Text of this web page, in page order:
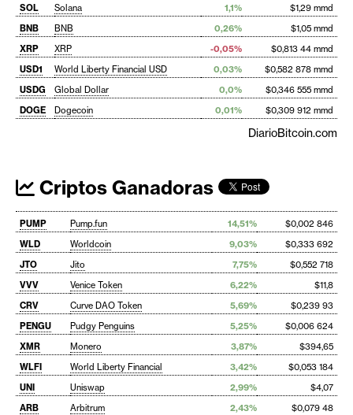
SOL
Solana 1,1%
$1,29 mmd
BNB
BNB 0,26%
$1,05 mmd
XRP
XRP -0,05%
$0,813 44 mmd
USD1
World Liberty Financial USD 0,03%
$0,582 878 mmd
USDG
Global Dollar 0,0%
$0,346 555 mmd
DOGE
Dogecoin 0,01% $0,309 912 mmd
DiarioBitcoin.com
Criptos Ganadoras
PUMP Pump.fun 14,51%
$0,002 846
WLD
Worldcoin 9,03%
$0,333 692
JTO
Jito 7,75%
$0,552 718
VVV
Venice Token 6,22%
$11,8
CRV
Curve DAO Token 5,69%
$0,239 93
PENGU
Pudgy Penguins 5,25%
$0,006 624
XMR
Monero 3,87%
$394,65
WLFI
World Liberty Financial 3,42%
$0,053 184
UNI
Uniswap 2,99%
$4,07
ARB
Arbitrum 2,43% $0,079 48